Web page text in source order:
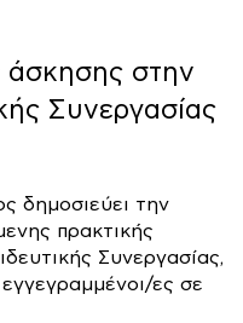
στην
Συνεργασίας
δημοσιεύει την
πρακτικής
Συνεργασίας,
ες σε